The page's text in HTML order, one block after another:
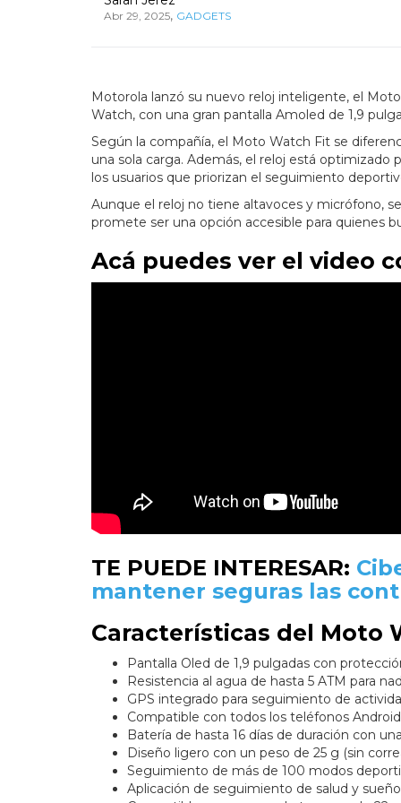
Abr 29, 2025, GADGETS
Motorola lanzó su nuevo reloj inteligente, el
Watch, con una gran pantalla Amoled de 1,9
Según la compañía, el Moto Watch Fit se
una sola carga. Además, el reloj está optimizado
los usuarios que priorizan el seguimiento
Aunque el reloj no tiene altavoces y micrófono,
promete ser una opción accesible para quienes
Acá puedes ver el video
TE PUEDE INTERESAR:
mantener seguras las
Características del Moto
Pantalla Oled de 1,9 pulgadas con
Resistencia al agua de hasta 5 ATM para
GPS integrado para seguimiento de
Compatible con todos los teléfonos
Batería de hasta 16 días de duración con
Diseño ligero con un peso de 25 g (sin
Seguimiento de más de 100 modos
Aplicación de seguimiento de salud y